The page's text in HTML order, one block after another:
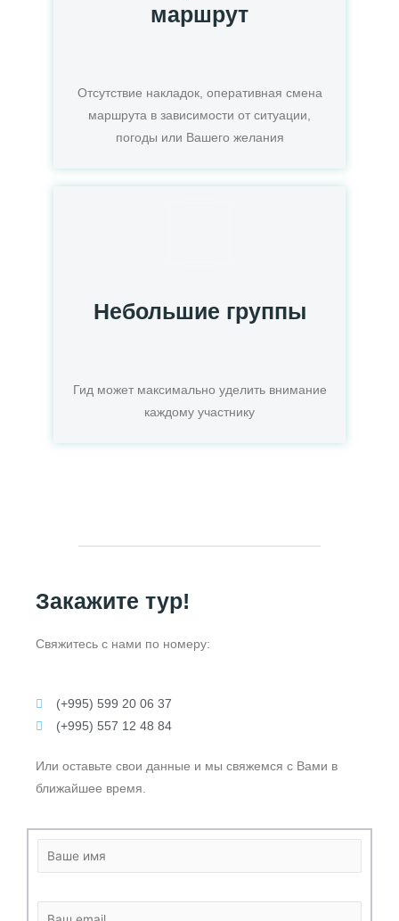
маршрут
Отсутствие накладок, оперативная смена
маршрута в зависимости от ситуации,
погоды или Вашего желания
Небольшие группы
Гид может максимально уделить внимание
каждому участнику
Закажите тур!
Свяжитесь с нами по номеру:
(+995) 599 20 06 37
(+995) 557 12 48 84
Или оставьте свои данные и мы свяжемся с Вами в
ближайшее время.